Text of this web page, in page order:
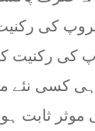
کی رکنیت
کی رکنیت
ہی کسی نئے
ثابت